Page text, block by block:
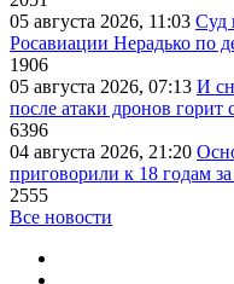
05 августа 2026, 11:03 Суд
Росавиации Нерадько по
1906
05 августа 2026, 07:13 И
после атаки дронов
6396
04 августа 2026, 21:20
приговорили к 18 годам
2555
Все новости